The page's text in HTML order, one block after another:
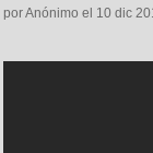
por Anónimo el 10 dic